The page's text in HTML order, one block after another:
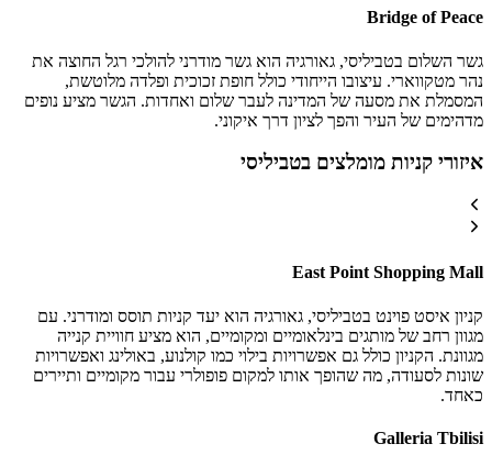
Bridge of Peace
גשר השלום בטביליסי, גאורגיה הוא גשר מודרני להולכי רגל החוצה את
נהר מטקווארי. עיצובו הייחודי כולל חופת זכוכית ופלדה מלוטשת,
המסמלת את מסעה של המדינה לעבר שלום ואחדות. הגשר מציע נופים
מדהימים של העיר והפך לציון דרך איקוני.
איזורי קניות מומלצים בטביליסי
East Point Shopping Mall
קניון איסט פוינט בטביליסי, גאורגיה הוא יעד קניות תוסס ומודרני. עם
מגוון רחב של מותגים בינלאומיים ומקומיים, הוא מציע חוויית קנייה
מגוונת. הקניון כולל גם אפשרויות בילוי כמו קולנוע, באולינג ואפשרויות
שונות לסעודה, מה שהופך אותו למקום פופולרי עבור מקומיים ותיירים
כאחד.
Galleria Tbilisi